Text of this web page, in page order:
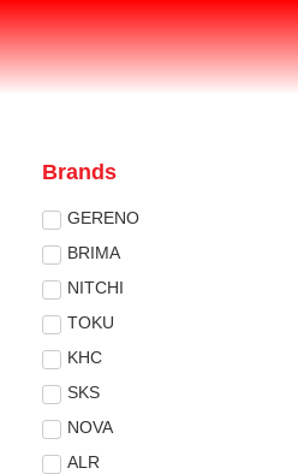
Brands
GERENO
BRIMA
NITCHI
TOKU
KHC
SKS
NOVA
ALR